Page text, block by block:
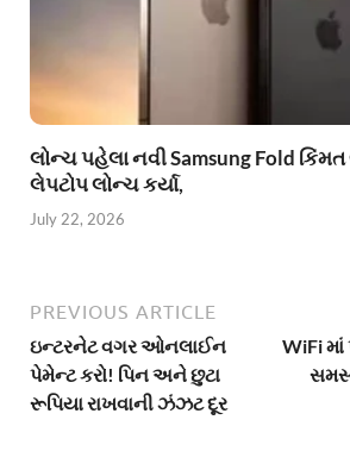
લોન્ચ પહેલા નવી Samsung Fold
લેપટોપ લોન્ચ કર્યા,
July 22, 2026
PREVIOUS ARTICLE
ઇન્ટરનેટ વગર ઓનલાઈન
પેમેન્ટ કરો! પિન અને છુટા
રૂપિયા રાખવાની ઝંઝટ દૂર
WiFi